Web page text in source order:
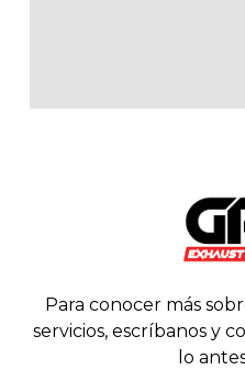
Para conocer más
servicios, escríbanos y
lo